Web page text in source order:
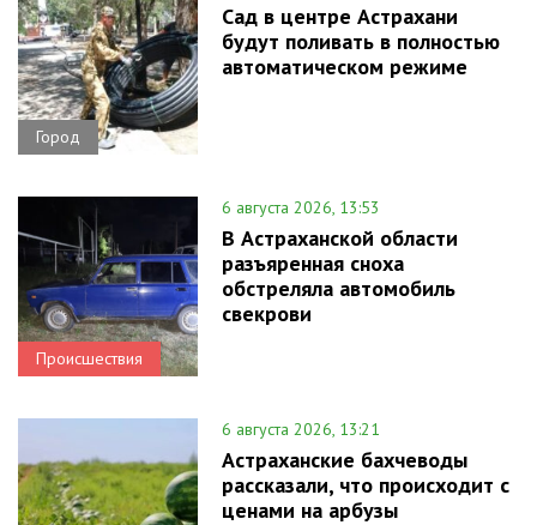
Город
Сад в центре Астрахани
будут поливать в полностью
автоматическом режиме
Происшествия
6 августа 2026, 13:53
В Астраханской области
разъяренная сноха
обстреляла автомобиль
свекрови
6 августа 2026, 13:21
Астраханские бахчеводы
рассказали, что происходит с
ценами на арбузы